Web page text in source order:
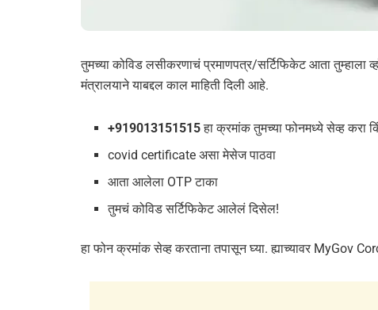
तुमच्या कोविड लसीकरणाचं प्रमाणपत्र/सर्टिफिकेट आता तुम्हाला
मंत्रालयाने याबद्दल काल माहिती दिली आहे.
+919013151515हा क्रमांक तुमच्या फोनमध्ये सेव्ह करा
covid certificate असा मेसेज पाठवा
आता आलेला OTP टाका
तुमचं कोविड सर्टिफिकेट आलेलं दिसेल!
हा फोन क्रमांक सेव्ह करताना तपासून घ्या. ह्याच्यावर MyGov